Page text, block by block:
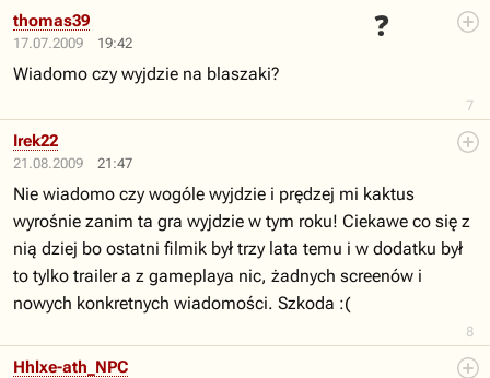
17.07.2009 19:42
❓
7
thomas39
Wiadomo czy wyjdzie na blaszaki?
21.08.2009 21:47
8
Irek22
Nie wiadomo czy wogóle wyjdzie i prędzej mi kaktus
wyrośnie zanim ta gra wyjdzie w tym roku! Ciekawe co się z
nią dziej bo ostatni filmik był trzy lata temu i w dodatku był
to tylko trailer a z gameplaya nic, żadnych screenów i
nowych konkretnych wiadomości. Szkoda :(
Hhlxe-ath_NPC